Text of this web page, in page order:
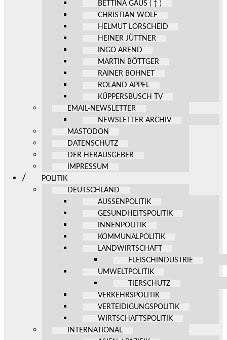
BETTINA GAUS ( † )
CHRISTIAN WOLF
HELMUT LORSCHEID
HEINER JÜTTNER
INGO AREND
MARTIN BÖTTGER
RAINER BOHNET
ROLAND APPEL
KÜPPERSBUSCH TV
EMAIL-NEWSLETTER
NEWSLETTER ARCHIV
MASTODON
DATENSCHUTZ
DER HERAUSGEBER
IMPRESSUM
POLITIK
DEUTSCHLAND
AUSSENPOLITIK
GESUNDHEITSPOLITIK
INNENPOLITIK
KOMMUNALPOLITIK
LANDWIRTSCHAFT
FLEISCHINDUSTRIE
UMWELTPOLITIK
TIERSCHUTZ
VERKEHRSPOLITIK
VERTEIDIGUNGSPOLITIK
WIRTSCHAFTSPOLITIK
INTERNATIONAL